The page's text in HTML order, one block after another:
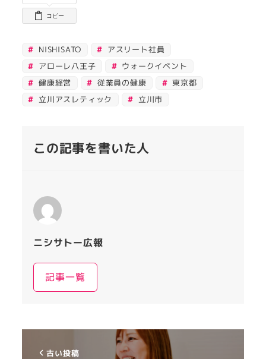
コピー
NISHISATO
アスリート社員
アローレ八王子
ウォークイベント
健康経営
従業員の健康
東京都
立川アスレティック
立川市
この記事を書いた人
ニシサトー広報
記事一覧
古い投稿